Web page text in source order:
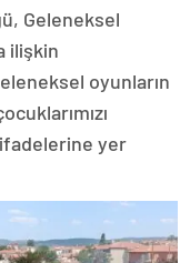
Geleneksel
ilişkin
oyunların
yer